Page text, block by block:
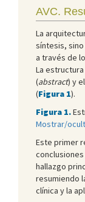
AVC.
La
síntesis,
a través de
La
(abstract) y
(Figura 1).
Figura 1.
Mostrar/
Este primer
hallazgo
resumiendo
clínica y la